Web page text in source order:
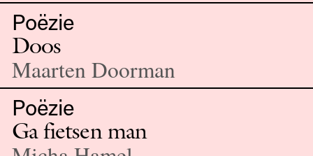
Poëzie
Doos
Maarten Doorman
Poëzie
Ga fietsen man